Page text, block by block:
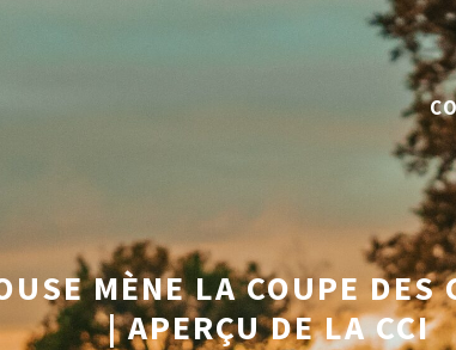
MÈNE LA COUPE
| APERÇU DE LA CCI